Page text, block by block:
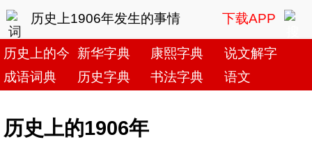
历史上1906年发生的事情 下载APP
历史上的今天新华字典 康熙字典
说文解字
成语词典
历史字典 书法字典 语文
历史上的1906年